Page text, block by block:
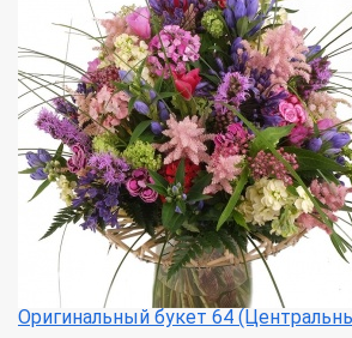
Оригинальный букет 64